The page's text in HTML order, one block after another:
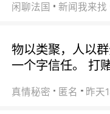
闲聊法国 新闻我来找
物以类聚，人以群
一个字信任。 打
真情秘密 匿名 昨天